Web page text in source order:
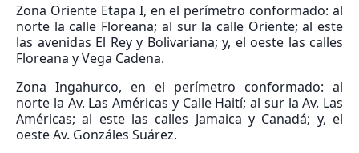
Zona Oriente Etapa I, en el perímetro conformado: al
norte la calle Floreana; al sur la calle Oriente; al este
las avenidas El Rey y Bolivariana; y, el oeste las calles
Floreana y Vega Cadena.
Zona Ingahurco, en el perímetro conformado: al
norte la Av. Las Américas y Calle Haití; al sur la Av. Las
Américas; al este las calles Jamaica y Canadá; y, el
oeste Av. Gonzáles Suárez.